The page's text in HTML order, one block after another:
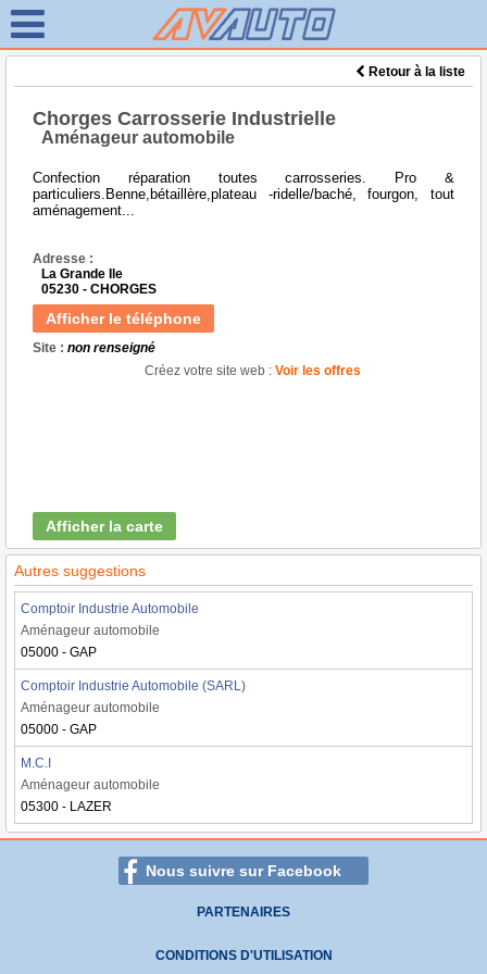
Retour à la liste
Chorges Carrosserie Industrielle
Aménageur automobile
Confection réparation toutes carrosseries. Pro &
particuliers.Benne,bétaillère,plateau -ridelle/baché, fourgon, tout
aménagement...
Adresse :
La Grande Ile
05230 - CHORGES
Afficher le téléphone
Site : non renseigné
Créez votre site web : Voir les offres
Afficher la carte
Autres suggestions
Comptoir Industrie Automobile
Aménageur automobile
05000 - GAP
Comptoir Industrie Automobile (SARL)
Aménageur automobile
05000 - GAP
M.C.I
Aménageur automobile
05300 - LAZER
Nous suivre sur Facebook
PARTENAIRES
CONDITIONS D'UTILISATION